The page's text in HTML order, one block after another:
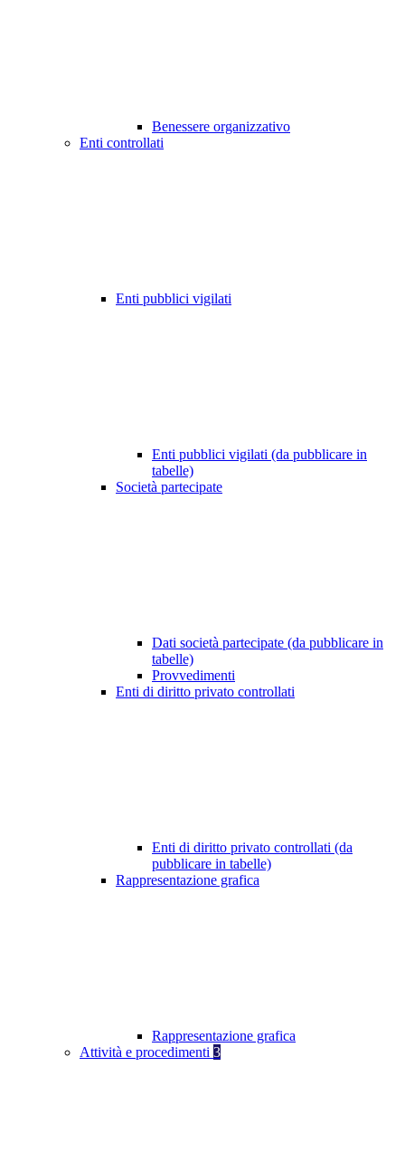
Benessere organizzativo
Enti controllati
Enti pubblici vigilati
Enti pubblici vigilati (da pubblicare in
tabelle)
Società partecipate
Dati società partecipate (da pubblicare in
tabelle)
Provvedimenti
Enti di diritto privato controllati
Enti di diritto privato controllati (da
pubblicare in tabelle)
Rappresentazione grafica
Rappresentazione grafica
Attività e procedimenti 3